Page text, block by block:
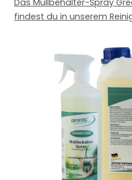
findest du in unserem